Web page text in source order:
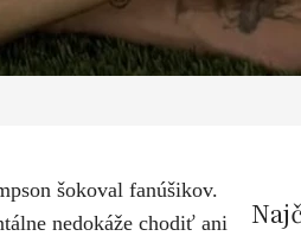
šokoval fanúšikov.
nedokáže chodiť ani